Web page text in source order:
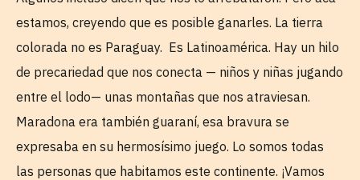
estamos, creyendo que es posible ganarles. La tierra
colorada no es Paraguay. Es Latinoamérica. Hay un hilo
de precariedad que nos conecta — niños y niñas jugando
entre el lodo— unas montañas que nos atraviesan.
Maradona era también guaraní, esa bravura se
expresaba en su hermosísimo juego. Lo somos todas
las personas que habitamos este continente. ¡Vamos